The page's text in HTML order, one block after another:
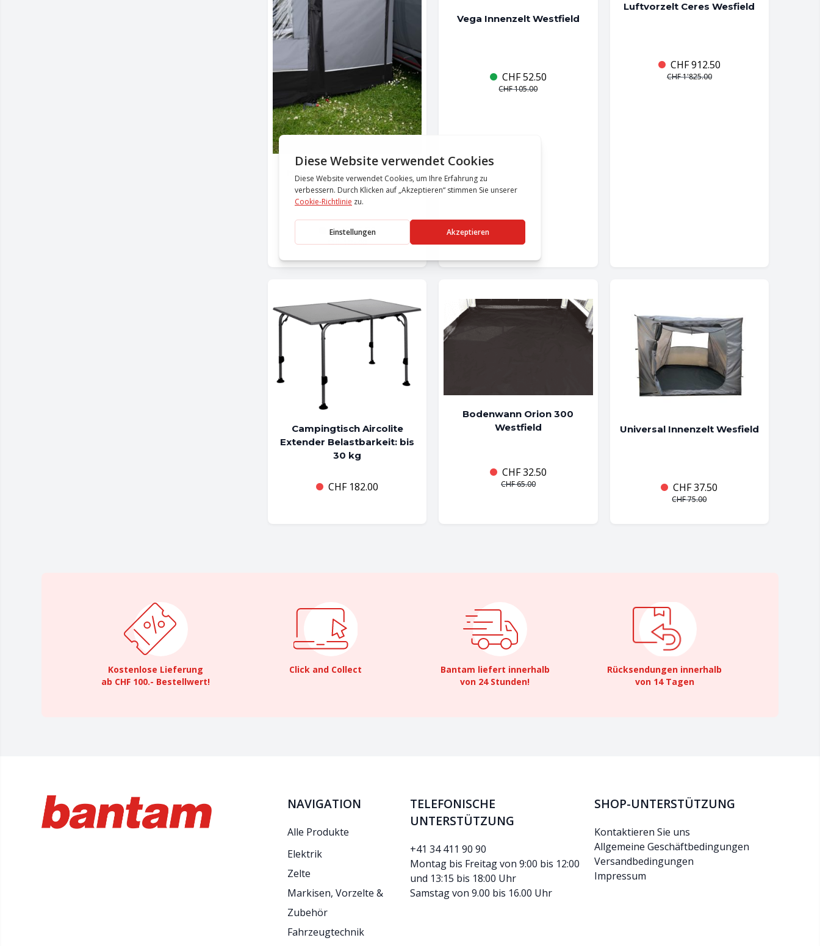
Hydra Schleuse Wesfield
CHF15.80
CHF105.00
Vega Innenzelt Westfield
CHF52.50
CHF105.00
Luftvorzelt Ceres Wesfield
CHF912.50
CHF1'825.00
Campingtisch Aircolite
Extender Belastbarkeit: bis
30 kg
CHF182.00
Bodenwann Orion 300
Westfield
CHF32.50
CHF65.00
Universal Innenzelt Wesfield
CHF37.50
CHF75.00
Kostenlose Lieferung
ab CHF 100.- Bestellwert!
Click and Collect
Bantam liefert innerhalb
von 24 Stunden!
Rücksendungen innerhalb
von 14 Tagen
NAVIGATION
Alle Produkte
Elektrik
Zelte
Markisen, Vorzelte &
Zubehör
Fahrzeugtechnik
TELEFONISCHE
UNTERSTÜTZUNG
+41 34 411 90 90
Montag bis Freitag von 9:00 bis 12:00
und 13:15 bis 18:00 Uhr
Samstag von 9.00 bis 16.00 Uhr
SHOP-UNTERSTÜTZUNG
Kontaktieren Sie uns
Allgemeine Geschäftbedingungen
Versandbedingungen
Impressum